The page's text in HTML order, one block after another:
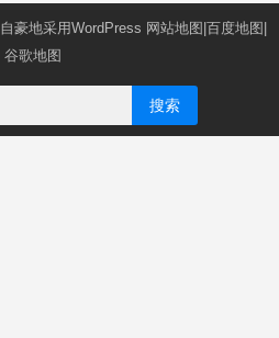
自豪地采用WordPress 网站地图 百度地图
谷歌地图
搜索